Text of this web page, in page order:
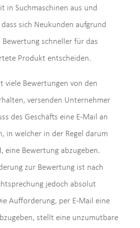
in Suchmaschinen aus und
sich Neukunden aufgrund
Bewertung schneller für das
Produkt entscheiden.
viele Bewertungen von den
versenden Unternehmer
des Geschäfts eine E-Mail an
in welcher in der Regel darum
eine Bewertung abzugeben.
zur Bewertung ist nach
jedoch absolut
Aufforderung, per E-Mail eine
stellt eine unzumutbare